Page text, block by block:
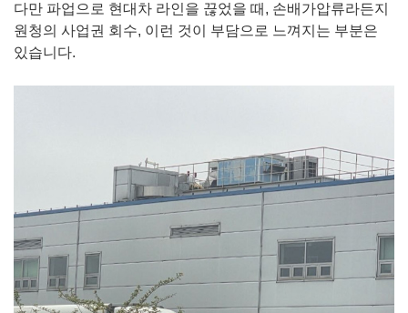
다만 파업으로 현대차 라인을 끊었을 때, 손배가압류라든지
원청의 사업권 회수, 이런 것이 부담으로 느껴지는 부분은
있습니다.